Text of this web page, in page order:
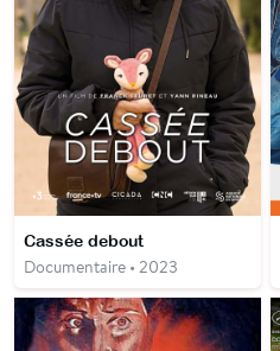
Cassée debout
Documentaire • 2023